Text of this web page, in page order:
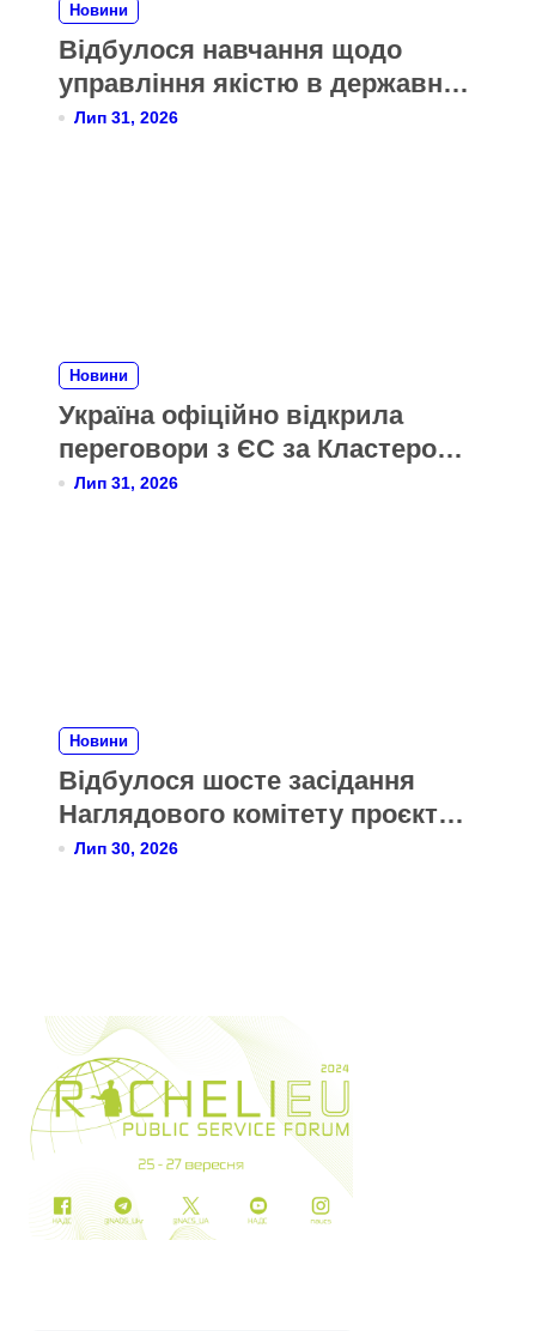
Новини
Відбулося навчання щодо
управління якістю в державних
органах України за моделлю
Лип 31, 2026
Новини
Україна офіційно відкрила
переговори з ЄС за Кластером 6
«Зовнішні відносини»
Лип 31, 2026
Новини
Відбулося шосте засідання
Наглядового комітету проєкту
Twinning для Міністерства
Лип 30, 2026